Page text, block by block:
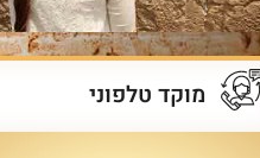
מוקד טלפוני